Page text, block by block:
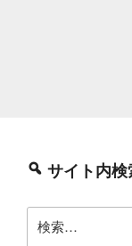
サイト内検
索: